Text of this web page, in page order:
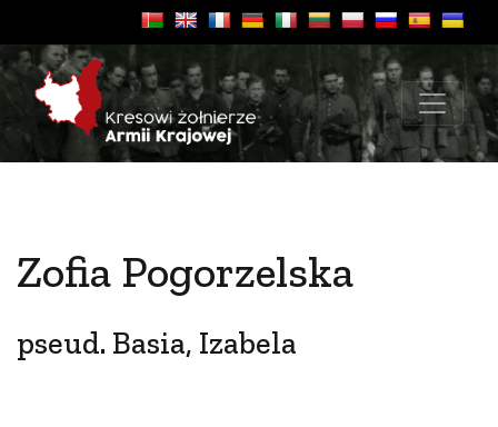
Zofia Pogorzelska
pseud. Basia, Izabela